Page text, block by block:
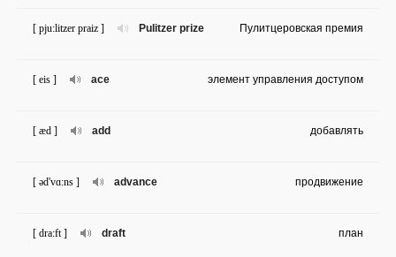
Pulitzer prize
[ pju:litzer praiz ] Пулитцеровская премия
ace
[ eis ] элемент управления доступом
add
[ æd ] добавлять
advance
[ əd'vɑ:ns ] продвижение
draft
[ dra:ft ] план